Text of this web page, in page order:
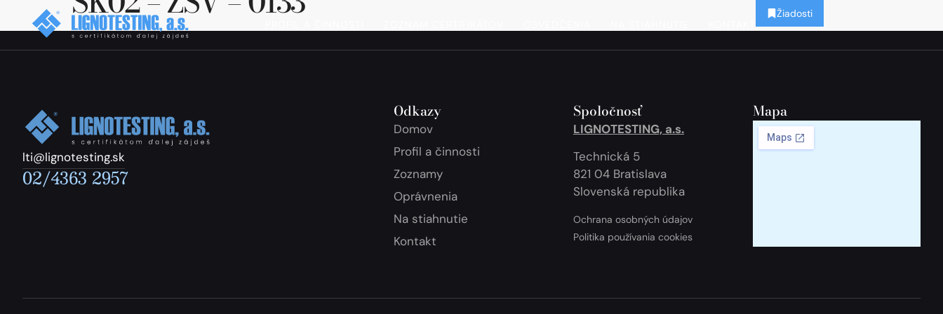
Žiadosti
lti@lignotesting.sk
02/4363 2957
Odkazy
Domov
Profil a činnosti
Zoznamy
Oprávnenia
Na stiahnutie
Kontakt
Spoločnosť
LIGNOTESTING, a.s.
Technická 5
821 04 Bratislava
Slovenská republika
Ochrana osobných údajov
Politika používania cookies
Mapa